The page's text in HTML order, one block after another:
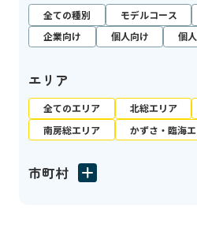
全ての種別 モデルコース
企業向け
個人向け 個
エリア
全てのエリア 北総エリア
南房総エリア
かずさ・臨海
市町村